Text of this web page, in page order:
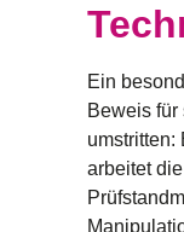
Ein
Beweis
umstritten:
arbeitet